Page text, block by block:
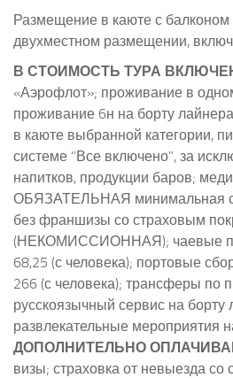
Размещение в каюте с балконом
двухместном размещении,
В СТОИМОСТЬ ТУРА
«Аэрофлот»; проживание в
проживание 6н на борту лайнера
в каюте выбранной категории,
системе "Все включено", за
напитков, продукции баров;
ОБЯЗАТЕЛЬНАЯ минимальная
без франшизы со страховым
(НЕКОМИССИОННАЯ); чаевые
68,25 (с человека); портовые
266 (с человека); трансферы по
русскоязычный сервис на борту
развлекательные мероприятия
ДОПОЛНИТЕЛЬНО
визы; страховка от невыезда